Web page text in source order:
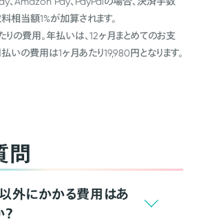
相当額1%が加算されます。
の費用。年払いは、12ヶ月まとめてのお支
払いの費用は1ヶ月あたり19,980円となります。
問
外にかかる費用はあ